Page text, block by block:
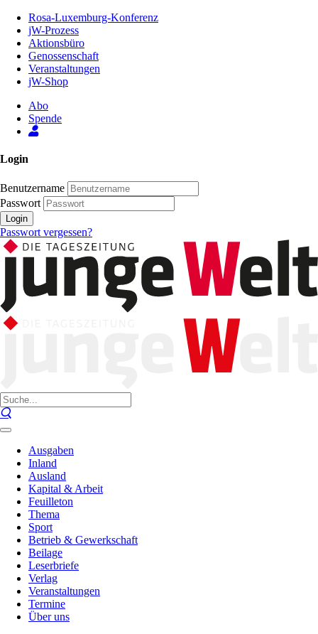
Inhalt
Seite
Rosa-Luxemburg-Konferenz
jW-Prozess
Aktionsbüro
Genossenschaft
Veranstaltungen
jW-Shop
Abo
Spende
Login
Benutzername
Passwort
Login
Passwort vergessen?
Ausgaben
Inland
Ausland
Kapital & Arbeit
Feuilleton
Thema
Sport
Betrieb & Gewerkschaft
Beilage
Leserbriefe
Verlag
Veranstaltungen
Termine
Über uns